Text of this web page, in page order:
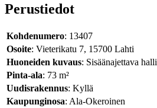
Perustiedot
Kohdenumero: 13407
Osoite: Vieterikatu 7, 15700 Lahti
Huoneiden kuvaus: Sisäänajettava halli
Pinta-ala: 73 m²
Uudisrakennus: Kyllä
Kaupunginosa: Ala-Okeroinen